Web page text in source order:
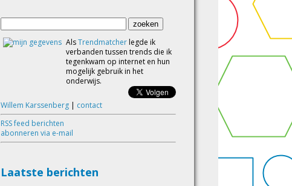
AlsTrendmatcher legde ik
verbanden tussen trends die ik
tegenkwam op internet en hun
mogelijk gebruik in het
onderwijs.
Willem Karssenberg | contact
RSS feed berichten
abonneren via e-mail
Laatste berichten